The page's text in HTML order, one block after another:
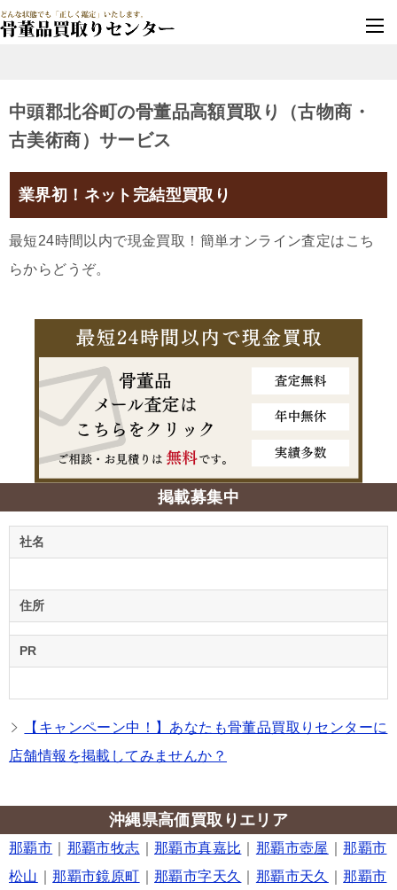
中頭郡北谷町の骨董品高額買取り（古物商・
古美術商）サービス
業界初！ネット完結型買取り
最短24時間以内で現金買取！簡単オンライン査定はこち
らからどうぞ。
掲載募集中
社名
住所
PR
【キャンペーン中！】あなたも骨董品買取りセンターに
店舗情報を掲載してみませんか？
沖縄県高価買取りエリア
那覇市 那覇市牧志 ｜那覇市真嘉比 那覇市壺屋 ｜那覇市
松山
｜那覇市鏡原町 ｜那覇市字天久 那覇市天久 ｜那覇市